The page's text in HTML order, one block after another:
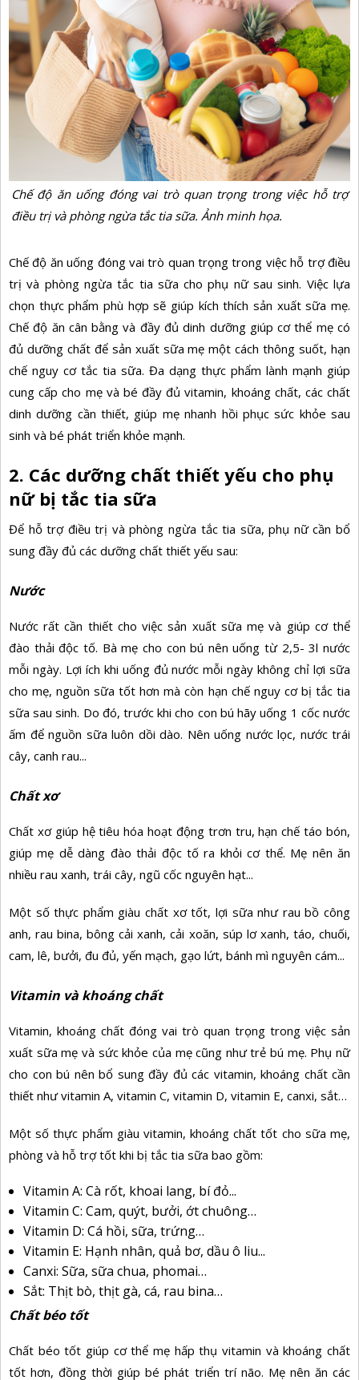
Chế độ ăn uống đóng vai trò quan trọng trong việc hỗ trợ
điều trị và phòng ngừa tắc tia sữa. Ảnh minh họa.
Chế độ ăn uống đóng vai trò quan trọng trong việc hỗ trợ điều
trị và phòng ngừa tắc tia sữa cho phụ nữ sau sinh. Việc lựa
chọn thực phẩm phù hợp sẽ giúp kích thích sản xuất sữa mẹ.
Chế độ ăn cân bằng và đầy đủ dinh dưỡng giúp cơ thể mẹ có
đủ dưỡng chất để sản xuất sữa mẹ một cách thông suốt, hạn
chế nguy cơ tắc tia sữa. Đa dạng thực phẩm lành mạnh giúp
cung cấp cho mẹ và bé đầy đủ vitamin, khoáng chất, các chất
dinh dưỡng cần thiết, giúp mẹ nhanh hồi phục sức khỏe sau
sinh và bé phát triển khỏe mạnh.
2. Các dưỡng chất thiết yếu cho phụ
nữ bị tắc tia sữa
Để hỗ trợ điều trị và phòng ngừa tắc tia sữa, phụ nữ cần bổ
sung đầy đủ các dưỡng chất thiết yếu sau:
Nước
Nước rất cần thiết cho việc sản xuất sữa mẹ và giúp cơ thể
đào thải độc tố. Bà mẹ cho con bú nên uống từ 2,5- 3l nước
mỗi ngày. Lợi ích khi uống đủ nước mỗi ngày không chỉ lợi sữa
cho mẹ, nguồn sữa tốt hơn mà còn hạn chế nguy cơ bị tắc tia
sữa sau sinh. Do đó, trước khi cho con bú hãy uống 1 cốc nước
ấm để nguồn sữa luôn dồi dào. Nên uống nước lọc, nước trái
cây, canh rau...
Chất xơ
Chất xơ giúp hệ tiêu hóa hoạt động trơn tru, hạn chế táo bón,
giúp mẹ dễ dàng đào thải độc tố ra khỏi cơ thể. Mẹ nên ăn
nhiều rau xanh, trái cây, ngũ cốc nguyên hạt...
Một số thực phẩm giàu chất xơ tốt, lợi sữa như rau bồ công
anh, rau bina, bông cải xanh, cải xoăn, súp lơ xanh, táo, chuối,
cam, lê, bưởi, đu đủ, yến mạch, gạo lứt, bánh mì nguyên cám...
Vitamin và khoáng chất
Vitamin, khoáng chất đóng vai trò quan trọng trong việc sản
xuất sữa mẹ và sức khỏe của mẹ cũng như trẻ bú mẹ. Phụ nữ
cho con bú nên bổ sung đầy đủ các vitamin, khoáng chất cần
thiết như vitamin A, vitamin C, vitamin D, vitamin E, canxi, sắt…
Một số thực phẩm giàu vitamin, khoáng chất tốt cho sữa mẹ,
phòng và hỗ trợ tốt khi bị tắc tia sữa bao gồm:
Vitamin A: Cà rốt, khoai lang, bí đỏ...
Vitamin C: Cam, quýt, bưởi, ớt chuông…
Vitamin D: Cá hồi, sữa, trứng…
Vitamin E: Hạnh nhân, quả bơ, dầu ô liu...
Canxi: Sữa, sữa chua, phomai…
Sắt: Thịt bò, thịt gà, cá, rau bina…
Chất béo tốt
Chất béo tốt giúp cơ thể mẹ hấp thụ vitamin và khoáng chất
tốt hơn, đồng thời giúp bé phát triển trí não. Mẹ nên ăn các